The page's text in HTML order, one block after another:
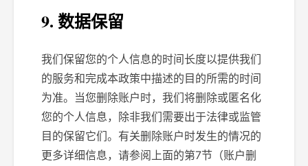
9. 数据保留
我们保留您的个人信息的时间长度以提供我们
的服务和完成本政策中描述的目的所需的时间
为准。当您删除账户时，我们将删除或匿名化
您的个人信息，除非我们需要出于法律或监管
目的保留它们。有关删除账户时发生的情况的
更多详细信息，请参阅上面的第7节（账户删